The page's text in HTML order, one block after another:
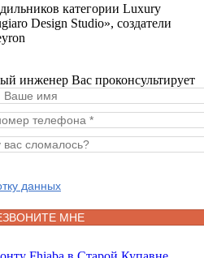
категории Luxury
Design Studio», создатели
инженер Вас проконсультирует
данных